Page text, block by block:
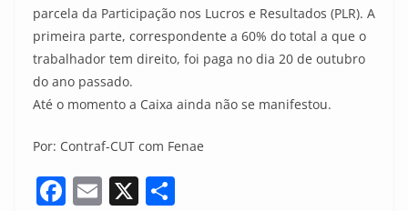
parcela da Participação nos Lucros e Resultados (PLR). A
primeira parte, correspondente a 60% do total a que o
trabalhador tem direito, foi paga no dia 20 de outubro
do ano passado.
Até o momento a Caixa ainda não se manifestou.
Por: Contraf-CUT com Fenae
F E X